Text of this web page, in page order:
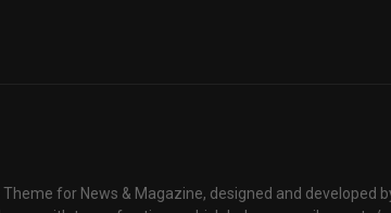
for News & Magazine, designed and developed